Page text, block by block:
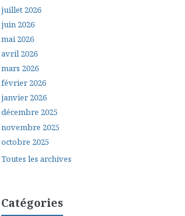
juillet 2026
juin 2026
mai 2026
avril 2026
mars 2026
février 2026
janvier 2026
décembre 2025
novembre 2025
octobre 2025
Toutes les archives
Catégories